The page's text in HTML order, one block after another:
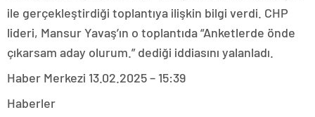
ile gerçekleştirdiği toplantıya ilişkin bilgi verdi. CHP
lideri, Mansur Yavaş’ın o toplantıda “Anketlerde önde
çıkarsam aday olurum.” dediği iddiasını yalanladı.
Haber Merkezi 13.02.2025 – 15:39
Haberler